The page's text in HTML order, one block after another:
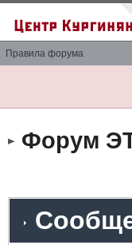
Правила форума
Форум